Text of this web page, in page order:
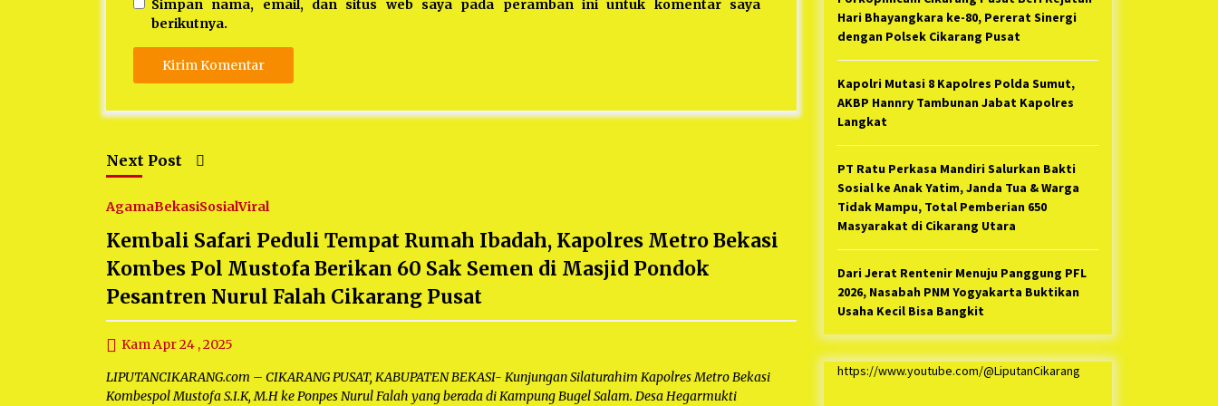
Simpan nama, email, dan situs web saya pada peramban ini untuk komentar saya
berikutnya.
Next Post
AgamaBekasiSosialViral
Kembali Safari Peduli Tempat Rumah Ibadah, Kapolres Metro Bekasi
Kombes Pol Mustofa Berikan 60 Sak Semen di Masjid Pondok
Pesantren Nurul Falah Cikarang Pusat
Kam Apr 24 , 2025
LIPUTANCIKARANG.com – CIKARANG PUSAT, KABUPATEN BEKASI- Kunjungan Silaturahim Kapolres Metro Bekasi
Kombespol Mustofa S.I.K, M.H ke Ponpes Nurul Falah yang berada di Kampung Bugel Salam. Desa Hegarmukti
Hari Bhayangkara ke-80, Pererat Sinergi
dengan Polsek Cikarang Pusat
Kapolri Mutasi 8 Kapolres Polda Sumut,
AKBP Hannry Tambunan Jabat Kapolres
Langkat
PT Ratu Perkasa Mandiri Salurkan Bakti
Sosial ke Anak Yatim, Janda Tua & Warga
Tidak Mampu, Total Pemberian 650
Masyarakat di Cikarang Utara
Dari Jerat Rentenir Menuju Panggung PFL
2026, Nasabah PNM Yogyakarta Buktikan
Usaha Kecil Bisa Bangkit
https://www.youtube.com/@LiputanCikarang